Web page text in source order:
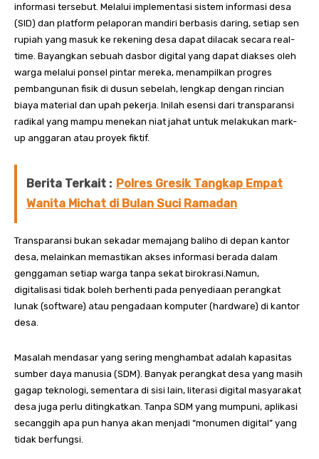
informasi tersebut. Melalui implementasi sistem informasi desa
(SID) dan platform pelaporan mandiri berbasis daring, setiap sen
rupiah yang masuk ke rekening desa dapat dilacak secara real-
time. Bayangkan sebuah dasbor digital yang dapat diakses oleh
warga melalui ponsel pintar mereka, menampilkan progres
pembangunan fisik di dusun sebelah, lengkap dengan rincian
biaya material dan upah pekerja. Inilah esensi dari transparansi
radikal yang mampu menekan niat jahat untuk melakukan mark-
up anggaran atau proyek fiktif.
Berita Terkait : Polres Gresik Tangkap Empat
Wanita Michat di Bulan Suci Ramadan
Transparansi bukan sekadar memajang baliho di depan kantor
desa, melainkan memastikan akses informasi berada dalam
genggaman setiap warga tanpa sekat birokrasi.Namun,
digitalisasi tidak boleh berhenti pada penyediaan perangkat
lunak (software) atau pengadaan komputer (hardware) di kantor
desa.
Masalah mendasar yang sering menghambat adalah kapasitas
sumber daya manusia (SDM). Banyak perangkat desa yang masih
gagap teknologi, sementara di sisi lain, literasi digital masyarakat
desa juga perlu ditingkatkan. Tanpa SDM yang mumpuni, aplikasi
secanggih apa pun hanya akan menjadi “monumen digital” yang
tidak berfungsi.